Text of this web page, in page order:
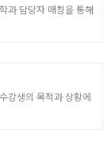
과 담당자 매칭을 통해
강생의 목적과 상황에